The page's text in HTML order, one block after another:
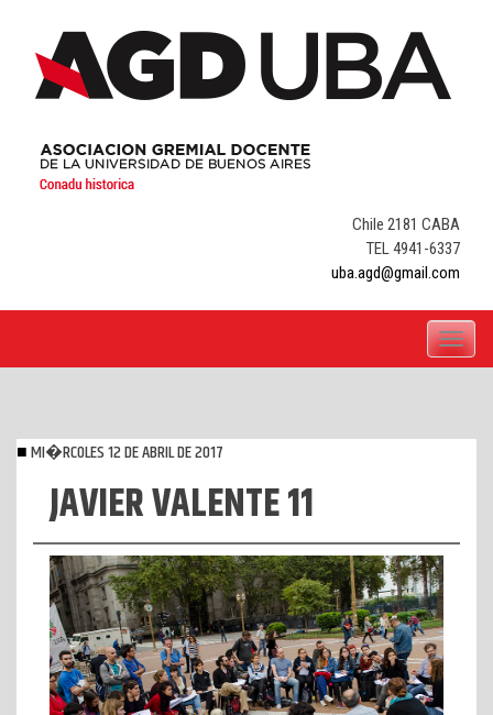
content
Chile 2181 CABA
TEL 4941-6337
uba.agd@gmail.com
Toggle
MI�RCOLES 12 DE ABRIL DE 2017
JAVIER VALENTE 11